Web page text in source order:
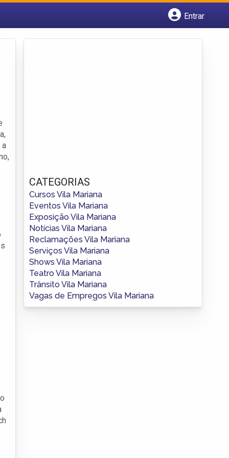
Entrar
a
CATEGORIAS
Cursos Vila Mariana
Eventos Vila Mariana
Exposição Vila Mariana
Notícias Vila Mariana
Reclamações Vila Mariana
Serviços Vila Mariana
Shows Vila Mariana
Teatro Vila Mariana
Trânsito Vila Mariana
Vagas de Empregos Vila Mariana